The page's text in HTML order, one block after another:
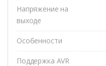
Напряжение на
выходе
Особенности
Поддержка AVR